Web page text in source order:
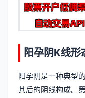
阳孕阴K线
阳孕阴是一种典型
其后的阴线构成。